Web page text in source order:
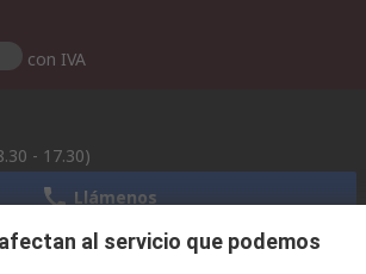
con IVA
- 17.30)
Llámenos
al servicio que podemos